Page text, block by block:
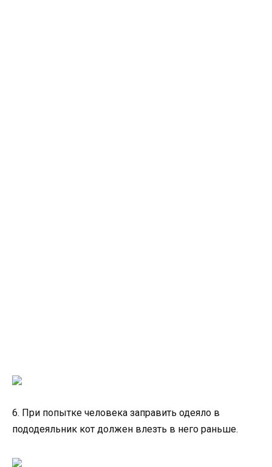
6. При попытке человека заправить одеяло в
пододеяльник кот должен влезть в него раньше.